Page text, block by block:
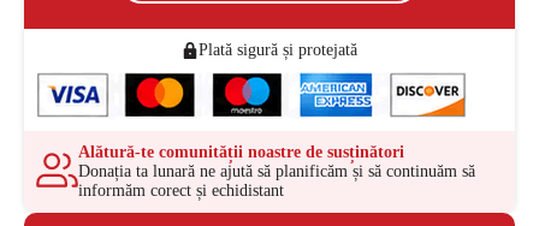
Plată sigură și protejată
Alătură-te comunității noastre de susținători
Donația ta lunară ne ajută să planificăm și să continuăm să
informăm corect și echidistant